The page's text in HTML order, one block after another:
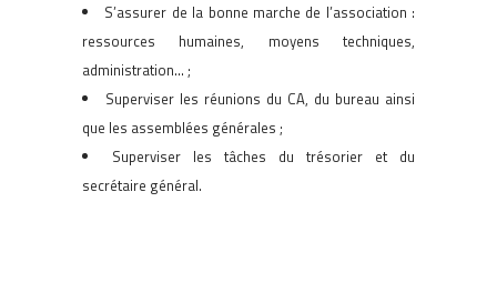
S’assurer de la bonne marche de l’association :
ressources humaines, moyens techniques,
administration… ;
Superviser les réunions du CA, du bureau ainsi
que les assemblées générales ;
Superviser les tâches du trésorier et du
secrétaire général.